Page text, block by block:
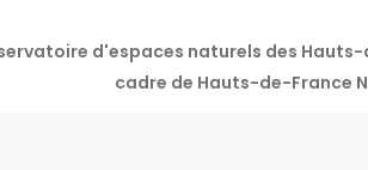
d'espaces naturels des Hauts-
cadre de Hauts-de-France